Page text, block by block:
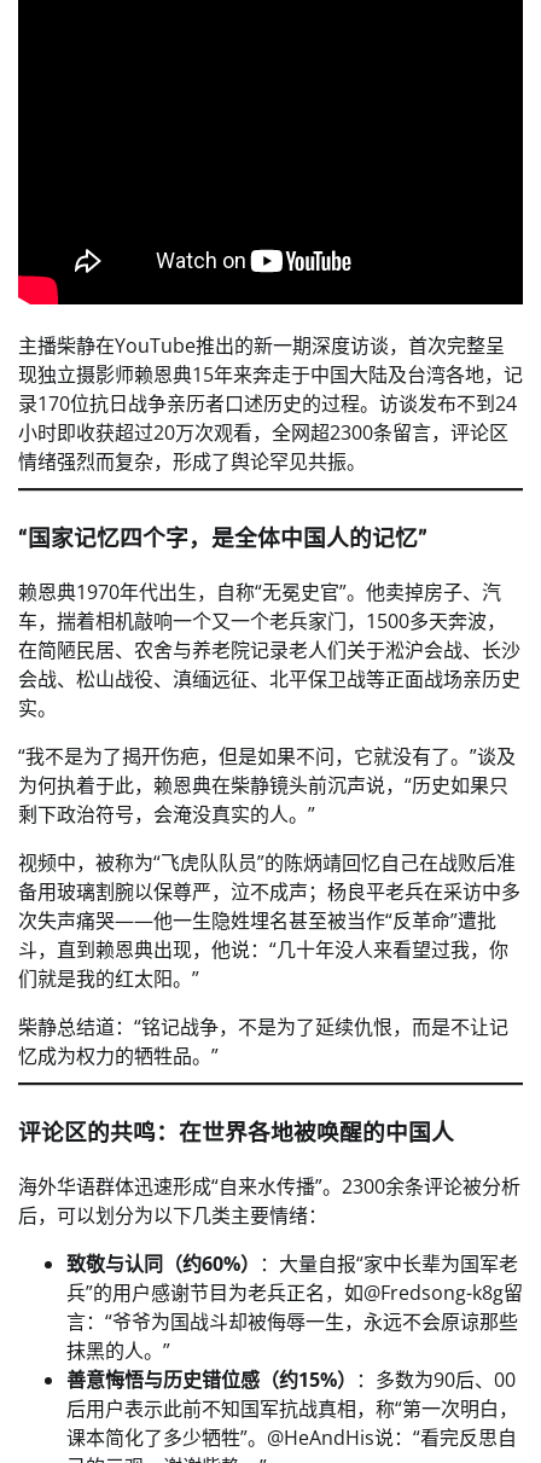
主播柴静在YouTube推出的新一期深度访谈，首次完整呈
现独立摄影师赖恩典15年来奔走于中国大陆及台湾各地，记
录170位抗日战争亲历者口述历史的过程。访谈发布不到24
小时即收获超过20万次观看，全网超2300条留言，评论区
情绪强烈而复杂，形成了舆论罕见共振。
“国家记忆四个字，是全体中国人的记忆”
赖恩典1970年代出生，自称“无冕史官”。他卖掉房子、汽
车，揣着相机敲响一个又一个老兵家门，1500多天奔波，
在简陋民居、农舍与养老院记录老人们关于淞沪会战、长沙
会战、松山战役、滇缅远征、北平保卫战等正面战场亲历史
实。
“我不是为了揭开伤疤，但是如果不问，它就没有了。”谈及
为何执着于此，赖恩典在柴静镜头前沉声说，“历史如果只
剩下政治符号，会淹没真实的人。”
视频中，被称为“飞虎队队员”的陈炳靖回忆自己在战败后准
备用玻璃割腕以保尊严，泣不成声；杨良平老兵在采访中多
次失声痛哭——他一生隐姓埋名甚至被当作“反革命”遭批
斗，直到赖恩典出现，他说：“几十年没人来看望过我，你
们就是我的红太阳。”
柴静总结道：“铭记战争，不是为了延续仇恨，而是不让记
忆成为权力的牺牲品。”
评论区的共鸣：在世界各地被唤醒的中国人
海外华语群体迅速形成“自来水传播”。2300余条评论被分析
后，可以划分为以下几类主要情绪：
致敬与认同（约60%） ：大量自报“家中长辈为国军老
兵”的用户感谢节目为老兵正名，如@Fredsong-k8g留
言：“爷爷为国战斗却被侮辱一生，永远不会原谅那些
抹黑的人。”
善意悔悟与历史错位感（约15%） ：多数为90后、00
后用户表示此前不知国军抗战真相，称“第一次明白，
课本简化了多少牺牲”。@HeAndHis说：“看完反思自